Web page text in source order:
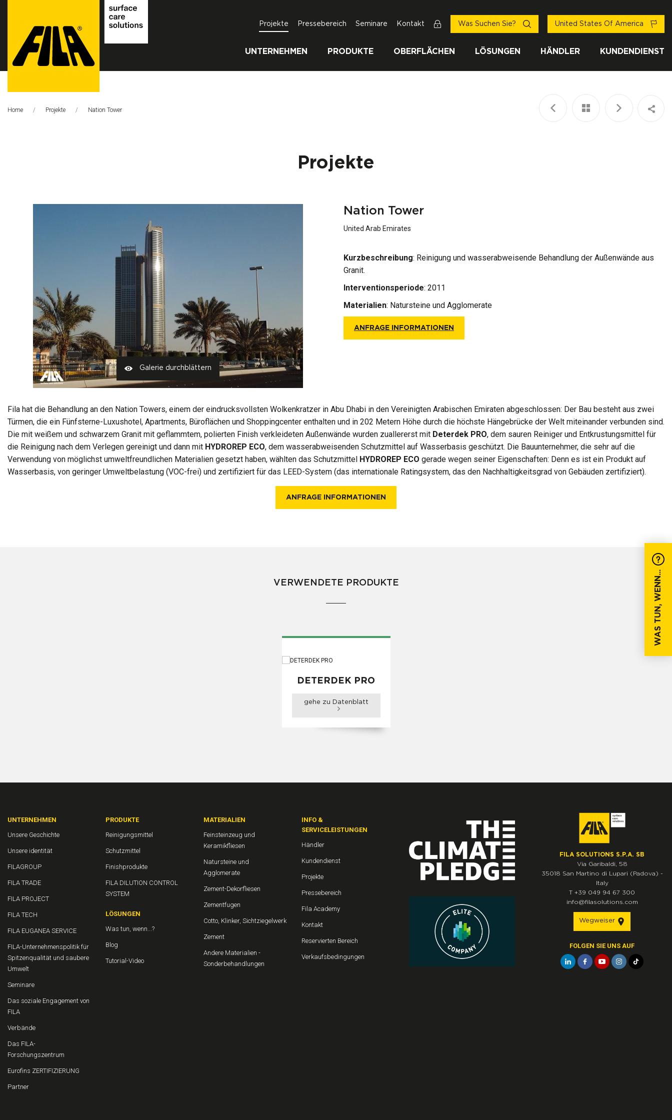
Solutions
UNTERNEHMEN PRODUKTE OBERFLÄCHEN LÖSUNGEN HÄNDLER KUNDENDIENST
Projekte Pressebereich Seminare Kontakt Was Suchen Sie? United States Of America
WAS TUN, WENN...
Home Projekte Aktuelle Seite:
Nation Tower
Projekte
Galerie durchblättern
Nation Tower
United Arab Emirates
Kurzbeschreibung: Reinigung und wasserabweisende Behandlung der Außenwände aus
Granit.
Interventionsperiode: 2011
Materialien: Natursteine und Agglomerate
ANFRAGE INFORMATIONEN
Fila hat die Behandlung an den Nation Towers, einem der eindrucksvollsten Wolkenkratzer in Abu Dhabi in den Vereinigten Arabischen Emiraten abgeschlossen: Der Bau besteht aus zwei
Türmen, die ein Fünfsterne-Luxushotel, Apartments, Büroflächen und Shoppingcenter enthalten und in 202 Metern Höhe durch die höchste Hängebrücke der Welt miteinander verbunden sind.
Die mit weißem und schwarzem Granit mit geflammtem, polierten Finish verkleideten Außenwände wurden zuallererst mit Deterdek PRO, dem sauren Reiniger und Entkrustungsmittel für
die Reinigung nach dem Verlegen gereinigt und dann mit HYDROREP ECO, dem wasserabweisenden Schutzmittel auf Wasserbasis geschützt. Die Bauunternehmer, die sehr auf die
Verwendung von möglichst umweltfreundlichen Materialien gesetzt haben, wählten das Schutzmittel HYDROREP ECO gerade wegen seiner Eigenschaften: Denn es ist ein Produkt auf
Wasserbasis, von geringer Umweltbelastung (VOC-frei) und zertifiziert für das LEED-System (das internationale Ratingsystem, das den Nachhaltigkeitsgrad von Gebäuden zertifiziert).
ANFRAGE INFORMATIONEN
VERWENDETE PRODUKTE
DETERDEK PRO
gehe zu Datenblatt
UNTERNEHMEN
Unsere Geschichte
Unsere identität
FILAGROUP
FILA TRADE
FILA PROJECT
FILA TECH
FILA EUGANEA SERVICE
FILA-Unternehmenspolitik für
Spitzenqualität und saubere
Umwelt
Seminare
Das soziale Engagement von
FILA
Verbände
Das FILA-
Forschungszentrum
Eurofins ZERTIFIZIERUNG
Partner
PRODUKTE
Reinigungsmittel
Schutzmittel
Finishprodukte
FILA DILUTION CONTROL
SYSTEM
LÖSUNGEN
Was tun, wenn...?
Blog
Tutorial-Video
MATERIALIEN
Feinsteinzeug und
Keramikfliesen
Natursteine und
Agglomerate
Zement-Dekorfliesen
Zementfugen
Cotto, Klinker, Sichtziegelwerk
Zement
Andere Materialien -
Sonderbehandlungen
INFO &
SERVICELEISTUNGEN
Händler
Kundendienst
Projekte
Pressebereich
Fila Academy
Kontakt
Reservierten Bereich
Verkaufsbedingungen
FILA SOLUTIONS S.P.A. SB
Via Garibaldi, 58
35018 San Martino di Lupari (Padova) -
Italy
T +39 049 94 67 300
info@filasolutions.com
Wegweiser
FOLGEN SIE UNS AUF